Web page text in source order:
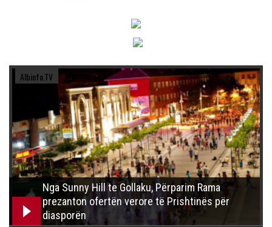
Albinfo.TV
Nga Sunny Hill te Gollaku, Përparim Rama
prezanton ofertën verore të Prishtinës për
diasporën